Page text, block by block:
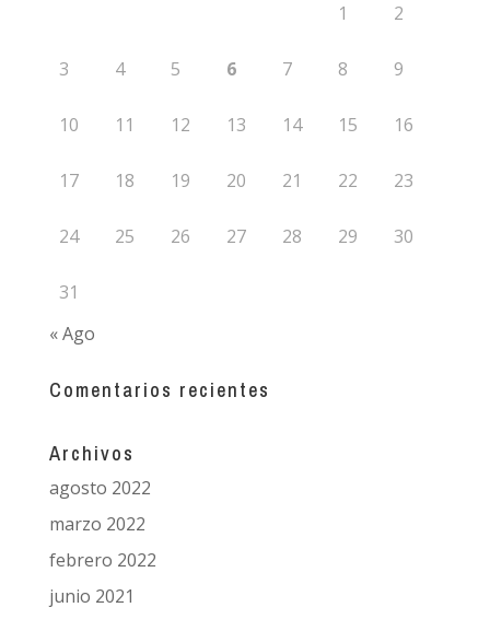
1 2
3 4 5 6 7 8 9
10 11 12 13 14 15 16
17 18 19 20 21 22 23
24 25 26 27 28 29 30
31
« Ago
Comentarios recientes
Archivos
agosto 2022
marzo 2022
febrero 2022
junio 2021